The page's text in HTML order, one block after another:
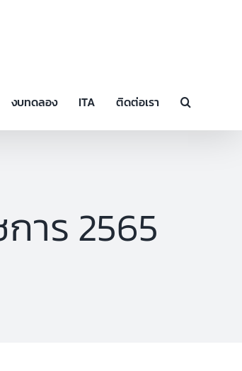
งบทดลอง ITA ติดต่อเรา
าร 2565